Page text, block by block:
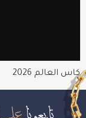
كاس العالم 2026